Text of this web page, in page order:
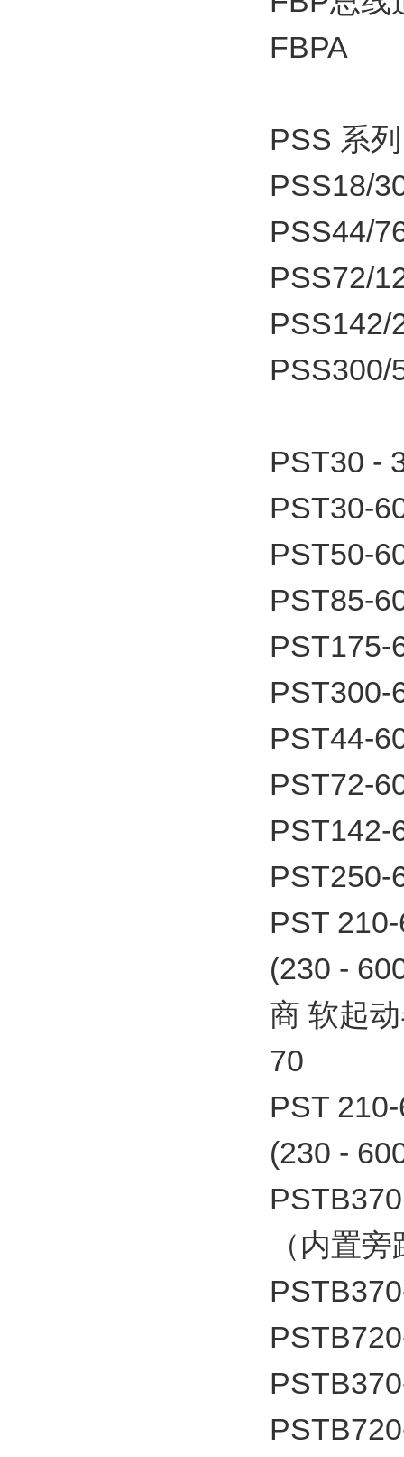
FBPA
PSS 系
PSS18/
PSS44/
PSS72/
PSS142/
PSS300/
PST30 -
PST30-
PST50-
PST85-
PST44-
PST72-
PST142-
PST250-
PST
(230 -
商 软起
70
PST
(230 -
（内置